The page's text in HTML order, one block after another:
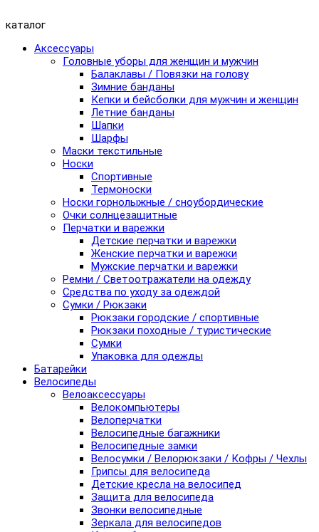
каталог
Аксессуары
Головные уборы для женщин и мужчин
Балаклавы / Повязки на голову
Зимние банданы
Кепки и бейсболки для мужчин и женщин
Летние банданы
Шапки
Шарфы
Маски текстильные
Носки
Спортивные
Термоноски
Носки горнолыжные / сноубордические
Очки солнцезащитные
Перчатки и варежки
Детские перчатки и варежки
Женские перчатки и варежки
Мужские перчатки и варежки
Ремни / Светоотражатели на одежду
Средства по уходу за одеждой
Сумки / Рюкзаки
Рюкзаки городские / спортивные
Рюкзаки походные / туристические
Сумки
Упаковка для одежды
Батарейки
Велосипеды
Велоаксессуары
Велокомпьютеры
Велоперчатки
Велосипедные багажники
Велосипедные замки
Велосумки / Велорюкзаки / Кофры / Чехлы
Грипсы для велосипеда
Детские кресла на велосипед
Защита для велосипеда
Звонки велосипедные
Зеркала для велосипедов